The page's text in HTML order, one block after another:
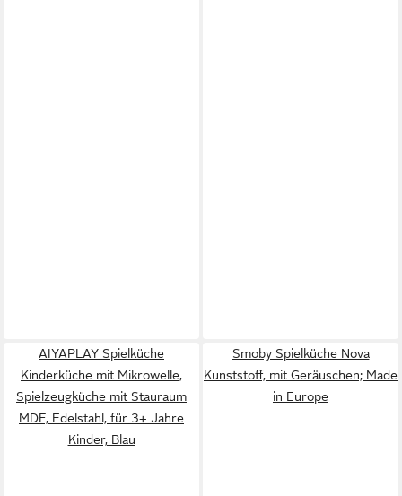
AIYAPLAY Spielküche
Kinderküche mit Mikrowelle,
Spielzeugküche mit Stauraum
MDF, Edelstahl, für 3+ Jahre
Kinder, Blau
Smoby Spielküche Nova
Kunststoff, mit Geräuschen; Made
in Europe